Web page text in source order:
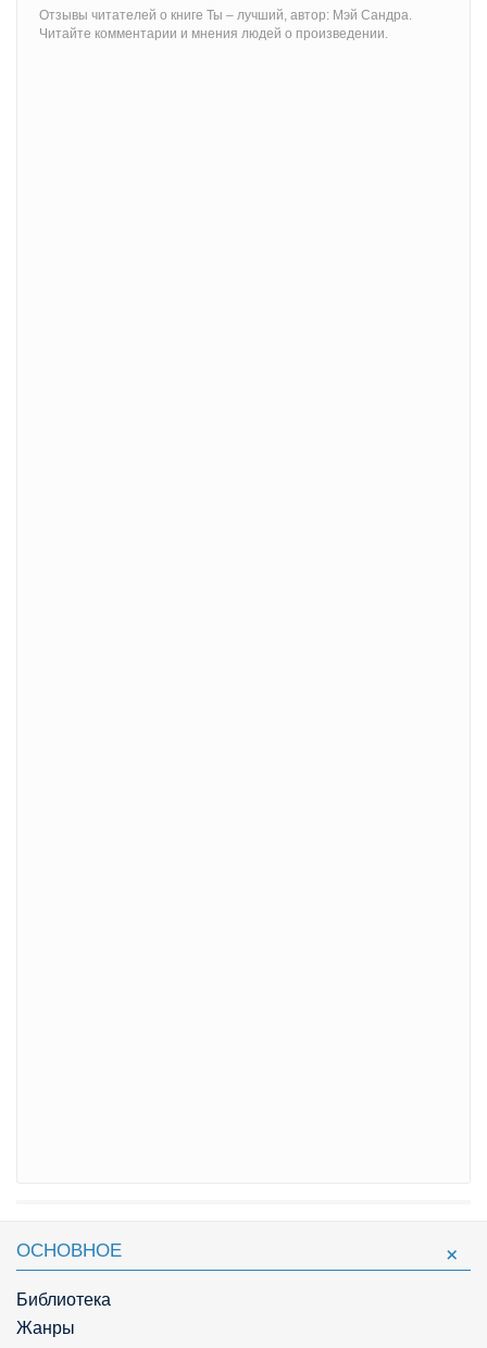
Отзывы читателей о книге Ты – лучший, автор: Мэй Сандра.
Читайте комментарии и мнения людей о произведении.
ОСНОВНОЕ
Библиотека
Жанры